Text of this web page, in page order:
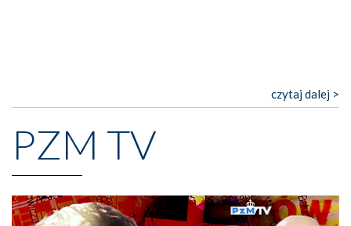
czytaj dalej >
PZM TV